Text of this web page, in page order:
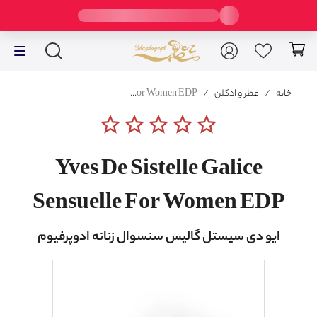
خانه / عطر و ادکلن /
Yves De Sistelle Galice Sensuelle For Women EDP
star_borderstar_borderstar_borderstar_borderstar_border
Yves De Sistelle Galice
Sensuelle For Women EDP
ایو دی سیستل گالیس سنسوال زنانه ادوپرفیوم